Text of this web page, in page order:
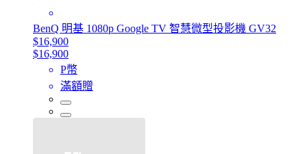
BenQ 明基 1080p Google TV 智慧微型投影機 GV32
$16,900
$16,900
P幣
滿額贈